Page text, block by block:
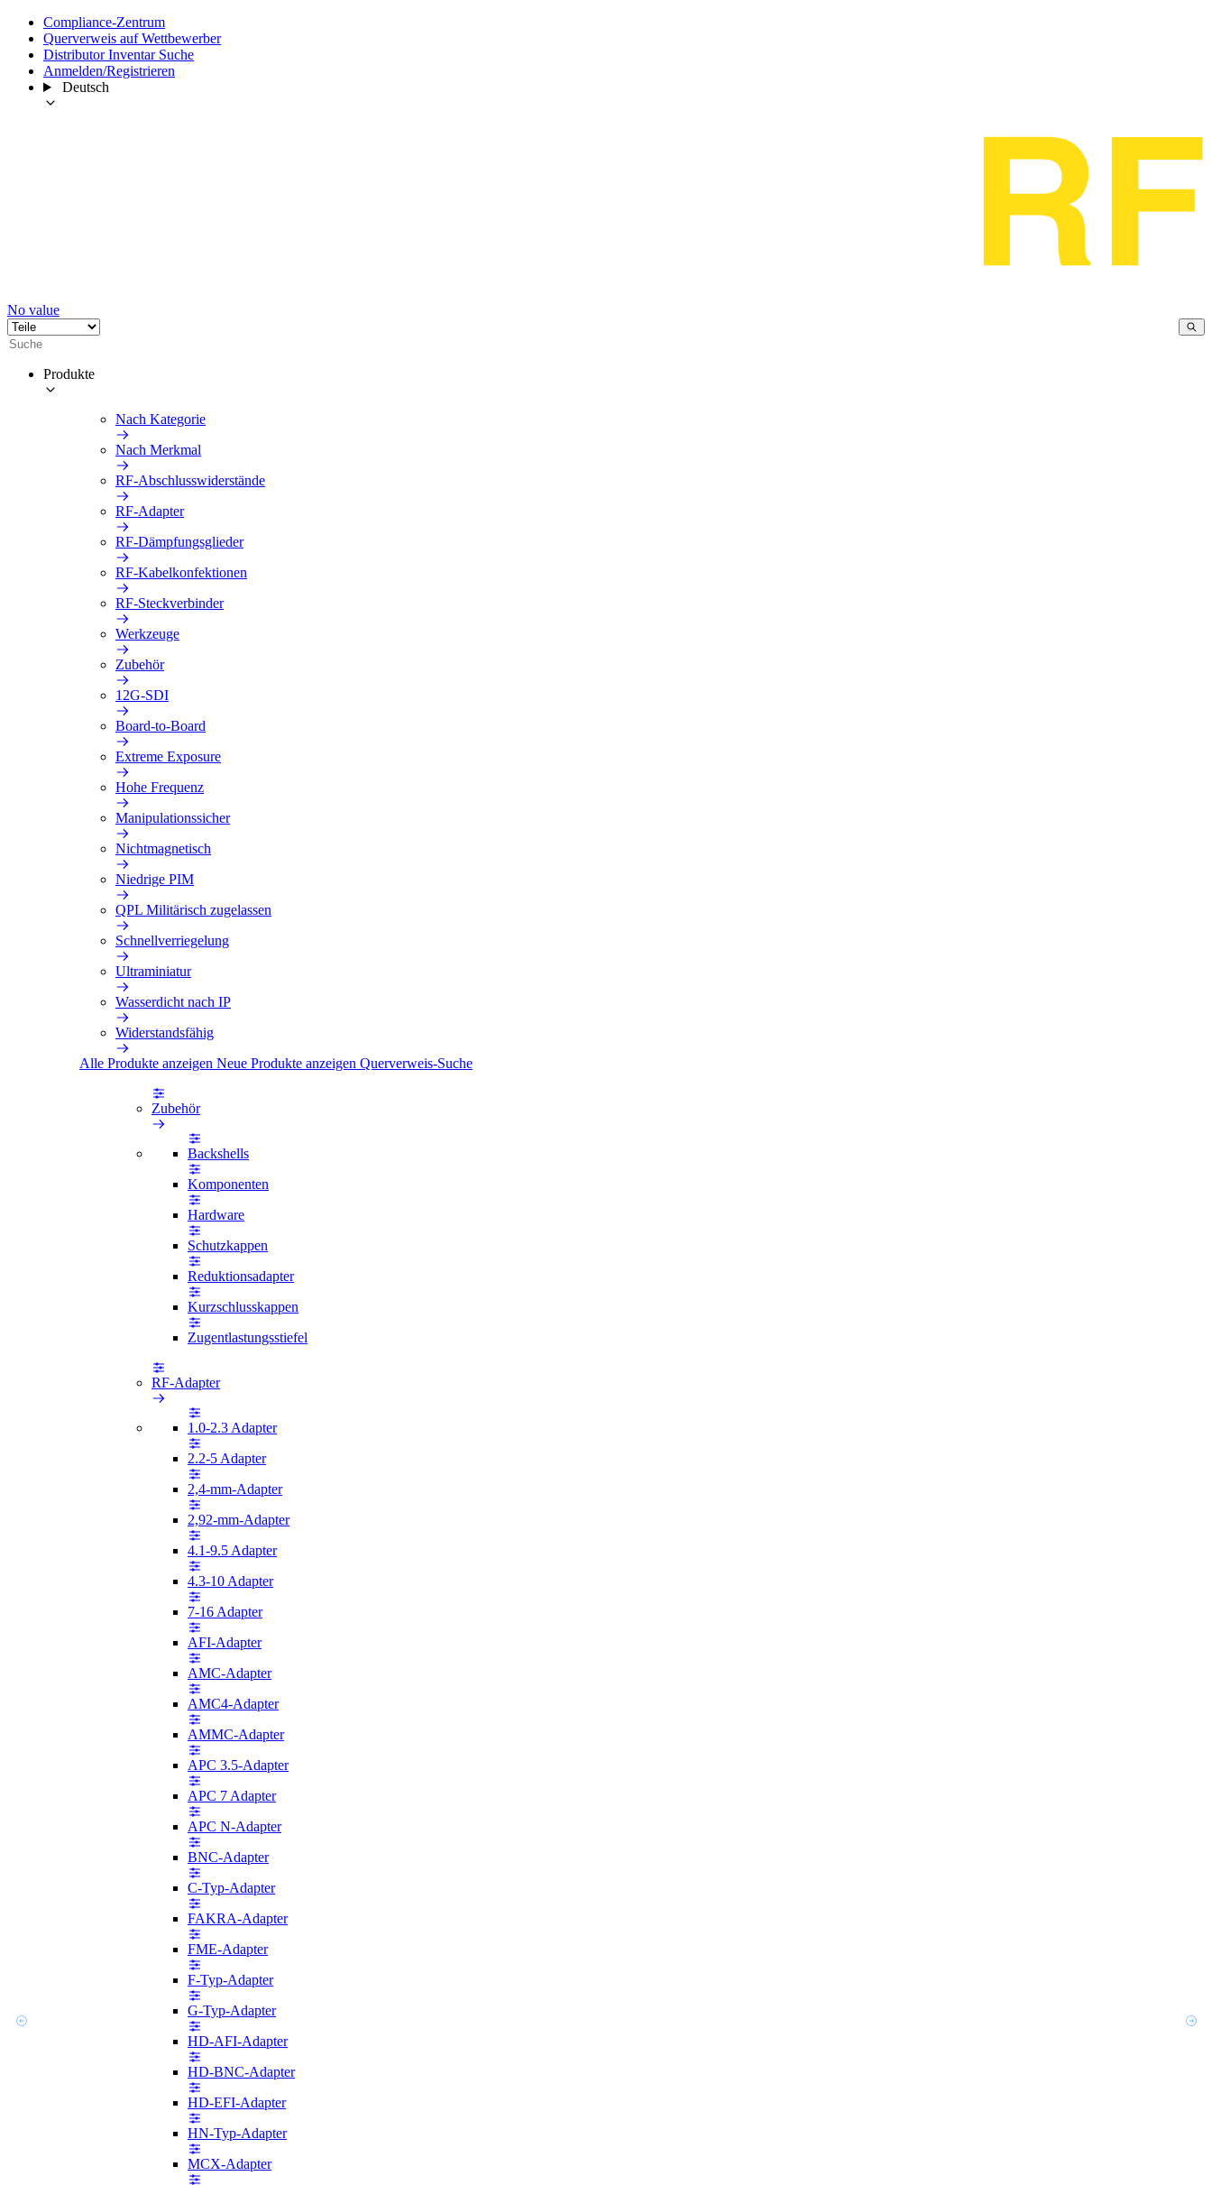
Compliance-Zentrum
Querverweis auf Wettbewerber
Distributor Inventar Suche
Anmelden/Registrieren
Deutsch
No value
Produkte
Nach Kategorie
Nach Merkmal
RF-Abschlusswiderstände
RF-Adapter
RF-Dämpfungsglieder
RF-Kabelkonfektionen
RF-Steckverbinder
Werkzeuge
Zubehör
12G-SDI
Board-to-Board
Extreme Exposure
Hohe Frequenz
Manipulationssicher
Nichtmagnetisch
Niedrige PIM
QPL Militärisch zugelassen
Schnellverriegelung
Ultraminiatur
Wasserdicht nach IP
Widerstandsfähig
Alle Produkte anzeigen Neue Produkte anzeigen Querverweis-Suche
Zubehör
Backshells
Komponenten
Hardware
Schutzkappen
Reduktionsadapter
Kurzschlusskappen
Zugentlastungsstiefel
RF-Adapter
1.0-2.3 Adapter
2.2-5 Adapter
2,4-mm-Adapter
2,92-mm-Adapter
4.1-9.5 Adapter
4.3-10 Adapter
7-16 Adapter
AFI-Adapter
AMC-Adapter
AMC4-Adapter
AMMC-Adapter
APC 3.5-Adapter
APC 7 Adapter
APC N-Adapter
BNC-Adapter
C-Typ-Adapter
FAKRA-Adapter
FME-Adapter
F-Typ-Adapter
G-Typ-Adapter
HD-AFI-Adapter
HD-BNC-Adapter
HD-EFI-Adapter
HN-Typ-Adapter
MCX-Adapter